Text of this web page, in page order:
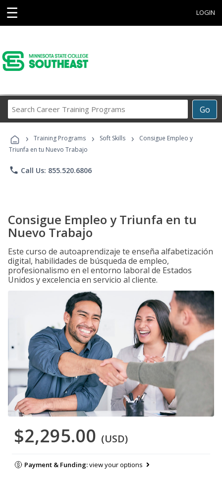
☰ LOGIN
Go
Career
Programs
› Training Programs › Soft Skills ›
Consigue Empleo y
Triunfa en tu Nuevo Trabajo
phone Call Us: 855.520.6806
Consigue Empleo y Triunfa en tu
Nuevo Trabajo
Este curso de autoaprendizaje te enseña alfabetización
digital, habilidades de búsqueda de empleo,
profesionalismo en el entorno laboral de Estados
Unidos y excelencia en servicio al cliente.
$2,295.00 (USD)
Payment & Funding:view your options